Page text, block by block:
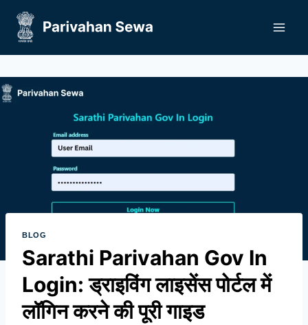
content
BLOG
Sarathi Parivahan Gov In
Login: ड्राइविंग लाइसेंस पोर्टल में
लॉगिन करने की पूरी गाइड